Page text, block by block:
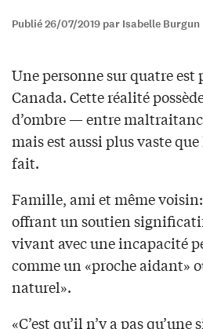
Publié 26/07/2019 par Isabelle Burgun
Une personne sur quatre est
Canada. Cette réalité
d’ombre — entre
mais est aussi plus vaste que
fait.
Famille, ami et même
offrant un soutien
vivant avec une incapacité
comme un «proche aidant»
naturel».
«C’est qu’il n’y a pas